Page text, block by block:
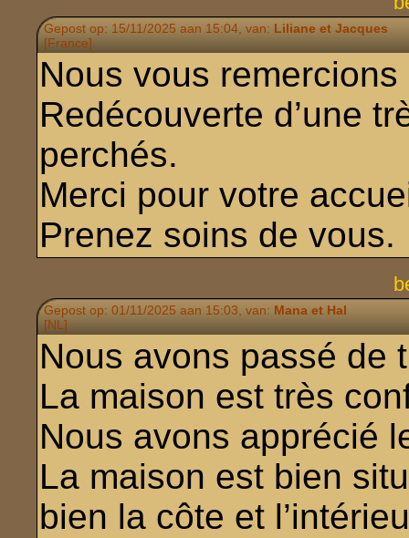
Gepost op: 15/11/2025 aan 15:04, van: Liliane et Jacques
[France]
Nous vous
Redécouverte d’une
perchés.
Merci pour votre
Prenez soins de vous.
Gepost op: 01/11/2025 aan 15:03, van: Mana et Hal
[NL]
Nous avons passé de
La maison est très
Nous avons apprécié
La maison est bien
bien la côte et